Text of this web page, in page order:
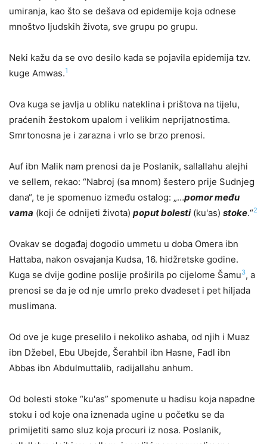
umiranja, kao što se dešava od epidemije koja odnese
mnoštvo ljudskih života, sve grupu po grupu.
Neki kažu da se ovo desilo kada se pojavila epidemija tzv.
kuge Amwas.1
Ova kuga se javlja u obliku nateklina i prištova na tijelu,
praćenih žestokom upalom i velikim neprijatnostima.
Smrtonosna je i zarazna i vrlo se brzo prenosi.
Auf ibn Malik nam prenosi da je Poslanik, sallallahu alejhi
ve sellem, rekao: “Nabroj (sa mnom) šestero prije Sudnjeg
dana“, te je spomenuo između ostalog: „…pomor među
vama (koji će odnijeti života) poput bolesti(ku'as) stoke.“2
Ovakav se događaj dogodio ummetu u doba Omera ibn
Hattaba, nakon osvajanja Kudsa, 16. hidžretske godine.
Kuga se dvije godine poslije proširila po cijelome Šamu3, a
prenosi se da je od nje umrlo preko dvadeset i pet hiljada
muslimana.
Od ove je kuge preselilo i nekoliko ashaba, od njih i Muaz
ibn Džebel, Ebu Ubejde, Šerahbil ibn Hasne, Fadl ibn
Abbas ibn Abdulmuttalib, radijallahu anhum.
Od bolesti stoke “ku'as” spomenute u hadisu koja napadne
stoku i od koje ona iznenada ugine u početku se da
primijetiti samo sluz koja procuri iz nosa. Poslanik,